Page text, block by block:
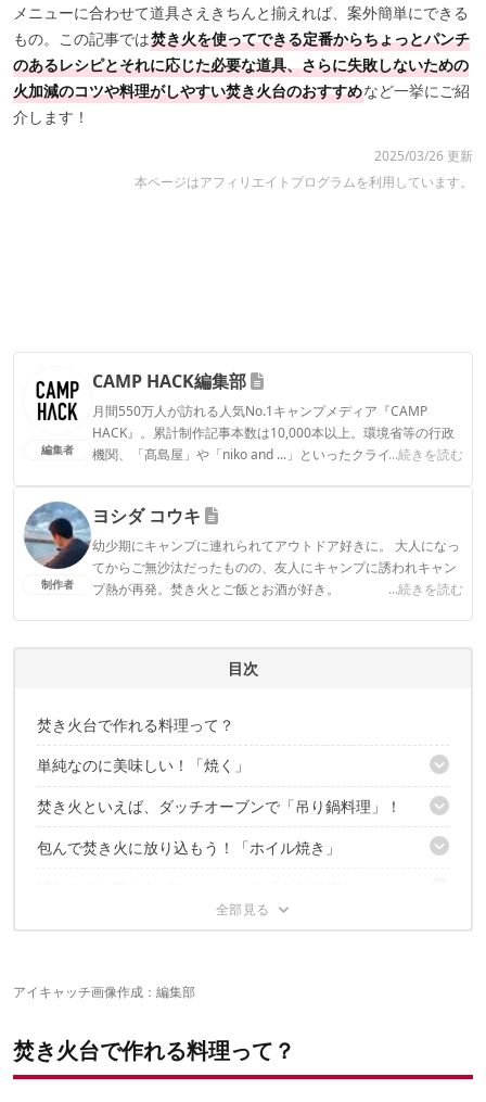
メニューに合わせて道具さえきちんと揃えれば、案外簡単にできる
もの。この記事では焚き火を使ってできる定番からちょっとパンチ
のあるレシピとそれに応じた必要な道具、さらに失敗しないための
火加減のコツや料理がしやすい焚き火台のおすすめなど一挙にご紹
介します！
2025/03/26 更新
本ページはアフィリエイトプログラムを利用しています。
編集者
CAMP HACK編集部
月間550万人が訪れる人気No.1キャンプメディア『CAMP
HACK』。累計制作記事本数は10,000本以上。環境省等の行政
機関、「髙島屋」や「niko and ...」といったクライアントとの
...続きを読む
CAMP HACK編集部のプロフィール
制作者
ヨシダ コウキ
幼少期にキャンプに連れられてアウトドア好きに。 大人になっ
てからご無沙汰だったものの、友人にキャンプに誘われキャン
プ熱が再発。焚き火とご飯とお酒が好き。
...続きを読む
ヨシダ コウキのプロフィール
目次
焚き火台で作れる料理って？
単純なのに美味しい！「焼く」
フライパンは焚き火専用を使おう！
焚き火スタンドがあるとベター
焚き火といえば、ダッチオーブンで「吊り鍋料理」！
ダッチオーブンはマスト！
包んで焚き火に放り込もう！「ホイル焼き」
串は炙り専用の長めがおすすめ！
強火で仕上げる！「中華料理」
定番はどんな料理でもできる万能系焚き火台
網付きならBBQも手軽！
焚き火料理を失敗しないためのコツ
アイキャッチ画像作成：編集部
焚き火台で作れる料理って？